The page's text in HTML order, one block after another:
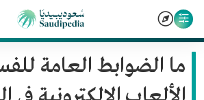
ما الضوابط العامة